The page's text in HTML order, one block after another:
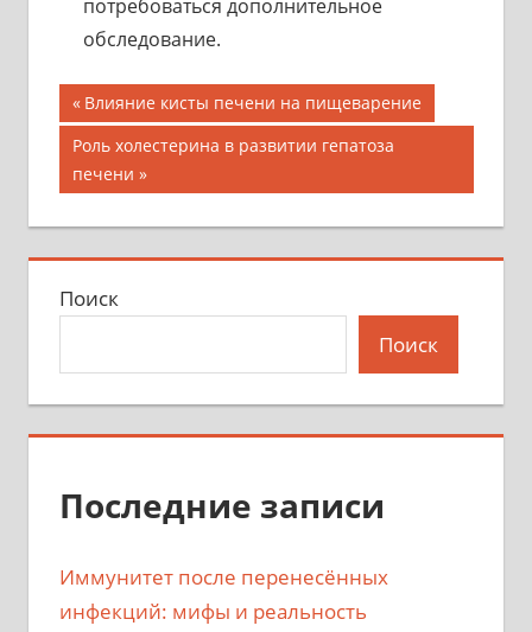
потребоваться дополнительное
обследование.
Навигация
по
записям
Предыдущая
запись;
Влияние кисты печени на пищеварение
Следующая
запись:
Роль холестерина в развитии гепатоза
печени
Поиск
Поиск
Последние записи
Иммунитет после перенесённых
инфекций: мифы и реальность